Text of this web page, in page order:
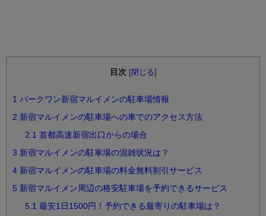
目次 閉じる
1 パークワン新宿マルイメンの駐車場情報
2 新宿マルイメンの駐車場への車でのアクセス方法
2.1 首都高速新宿出口からの場合
3 新宿マルイメンの駐車場の混雑状況は？
4 新宿マルイメンの駐車場の料金無料割引サービス
5 新宿マルイメン周辺の格安駐車場を予約できるサービス
5.1 最安1日1500円！予約できる最寄りの駐車場は？